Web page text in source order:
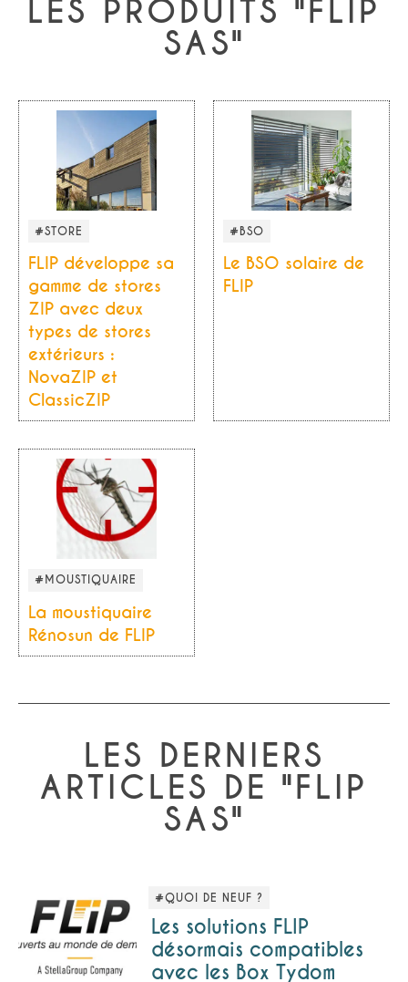
LES PRODUITS "FLIP
SAS"
#STORE
FLIP développe sa
gamme de stores
ZIP avec deux
types de stores
extérieurs :
NovaZIP et
ClassicZIP
#BSO
Le BSO solaire de
FLIP
#MOUSTIQUAIRE
La moustiquaire
Rénosun de FLIP
LES DERNIERS
ARTICLES DE "FLIP
SAS"
#QUOI DE NEUF ?
Les solutions FLIP
désormais compatibles
avec les Box Tydom